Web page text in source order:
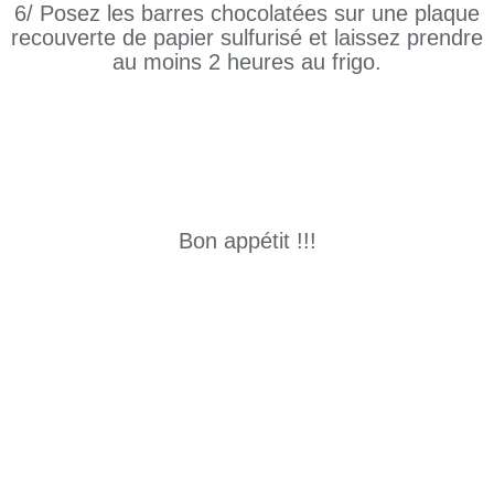
6/ Posez les barres chocolatées sur une plaque
recouverte de papier sulfurisé et laissez prendre
au moins 2 heures au frigo.
Bon appétit !!!